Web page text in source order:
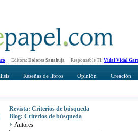
Editora: Dolores Sanahuja Responsable TI: Vidal Vidal
Reseñas de libros Opinión Creación
Revista: Criterios de búsqueda
Blog: Criterios de búsqueda
Autores